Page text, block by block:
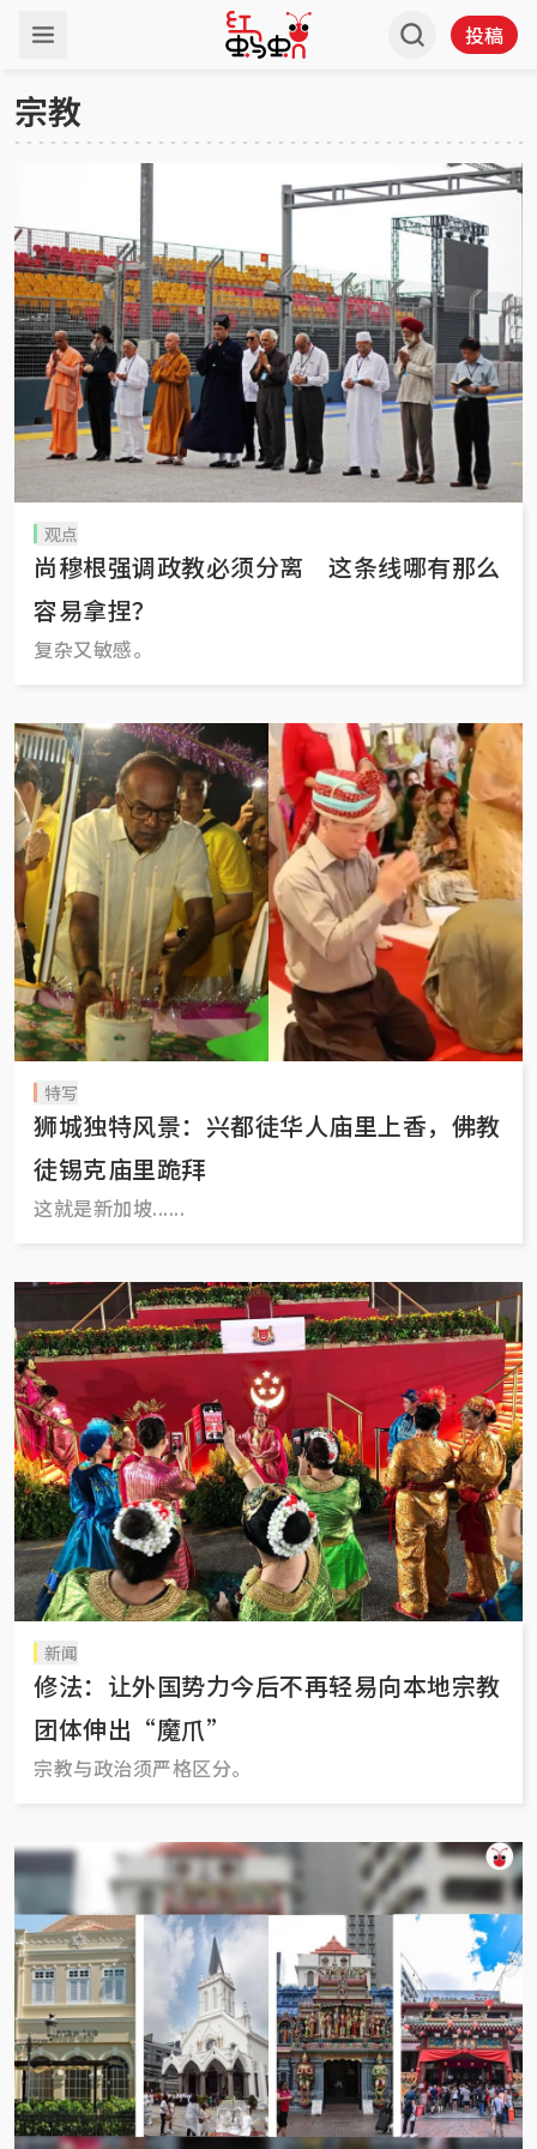
投稿
宗教
观点
尚穆根强调政教必须分离 这条线哪有那么
容易拿捏？
复杂又敏感。
特写
狮城独特风景：兴都徒华人庙里上香，佛教
徒锡克庙里跪拜
这就是新加坡......
新闻
修法：让外国势力今后不再轻易向本地宗教
团体伸出“魔爪”
宗教与政治须严格区分。